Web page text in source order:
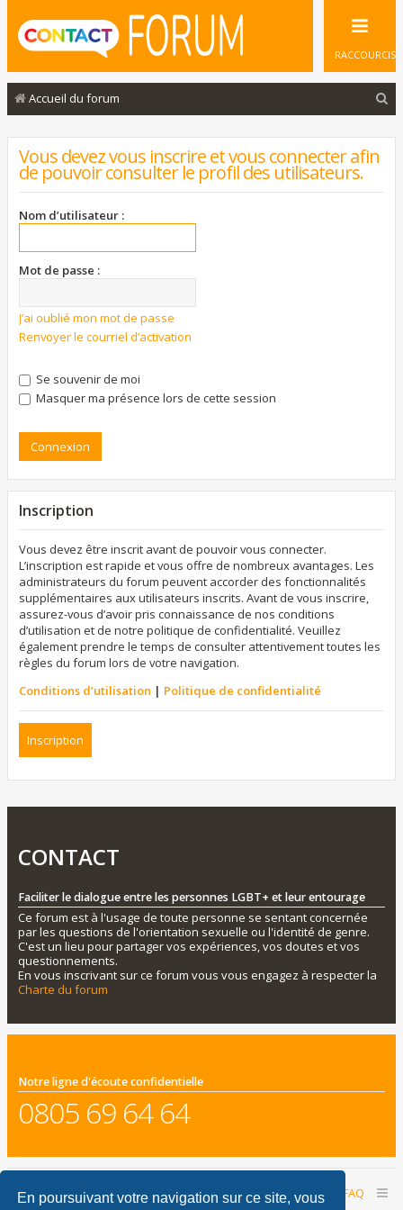
En poursuivant votre navigation sur ce site, vous
RACCOURCIS
Accueil du forum
Vous devez vous inscrire et vous connecter afin
de pouvoir consulter le profil des utilisateurs.
Nom d’utilisateur :
Mot de passe :
J’ai oublié mon mot de passe
Renvoyer le courriel d’activation
Se souvenir de moi
Masquer ma présence lors de cette session
Inscription
Vous devez être inscrit avant de pouvoir vous connecter.
L’inscription est rapide et vous offre de nombreux avantages. Les
administrateurs du forum peuvent accorder des fonctionnalités
supplémentaires aux utilisateurs inscrits. Avant de vous inscrire,
assurez-vous d’avoir pris connaissance de nos conditions
d’utilisation et de notre politique de confidentialité. Veuillez
également prendre le temps de consulter attentivement toutes les
règles du forum lors de votre navigation.
Conditions d’utilisation | Politique de confidentialité
Inscription
CONTACT
Faciliter le dialogue entre les personnes LGBT+ et leur entourage
Ce forum est à l'usage de toute personne se sentant concernée
par les questions de l'orientation sexuelle ou l'identité de genre.
C'est un lieu pour partager vos expériences, vos doutes et vos
questionnements.
En vous inscrivant sur ce forum vous vous engagez à respecter la
Charte du forum
Notre ligne d'écoute confidentielle
0805 69 64 64
Accueil du forum FAQ
Nous contacter